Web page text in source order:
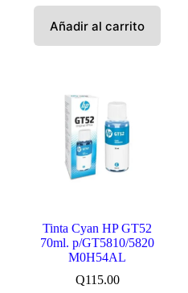
Añadir al carrito
Tinta Cyan HP GT52
70ml. p/GT5810/5820
M0H54AL
Q115.00